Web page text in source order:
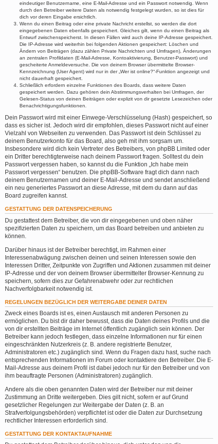
eindeutiger Benutzername, eine E-Mail-Adresse und ein Passwort notwendig. Wenn
durch den Betreiber weitere Daten als notwendig festgelegt wurden, so ist dies für
dich vor deren Eingabe ersichtlich.
Wenn du einen Beitrag oder eine private Nachricht erstellst, so werden die dort
eingegebenen Daten ebenfalls gespeichert. Gleiches gilt, wenn du einen Beitrag als
Entwurf zwischenspeicherst. In diesen Fällen wird auch deine IP-Adresse gespeichert.
Die IP-Adresse wird weiterhin bei folgenden Aktionen gespeichert: Löschen und
Ändern von Beiträgen (dazu zählen Private Nachrichten und Umfragen), Änderungen
an zentralen Profildaten (E-Mail-Adresse, Kontoaktivierung, Benutzer-Passwort) und
gescheiterte Anmeldeversuche. Die von deinem Browser übermittelte Browser-
Kennzeichnung (User Agent) wird nur in der „Wer ist online?“-Funktion angezeigt und
nicht dauerhaft gespeichert.
Schließlich erfordern einzelne Funktionen des Boards, dass weitere Daten
gespeichert werden. Dazu gehören dein Abstimmungsverhalten bei Umfragen, der
Gelesen-Status von deinen Beiträgen oder explizit von dir gesetzte Lesezeichen oder
Benachrichtigungsfunktionen.
Dein Passwort wird mit einer Einwege-Verschlüsselung (Hash) gespeichert, so
dass es sicher ist. Jedoch wird dir empfohlen, dieses Passwort nicht auf einer
Vielzahl von Webseiten zu verwenden. Das Passwort ist dein Schlüssel zu
deinem Benutzerkonto für das Board, also geh mit ihm sorgsam um.
Insbesondere wird dich kein Vertreter des Betreibers, von phpBB Limited oder
ein Dritter berechtigterweise nach deinem Passwort fragen. Solltest du dein
Passwort vergessen haben, so kannst du die Funktion „Ich habe mein
Passwort vergessen“ benutzen. Die phpBB-Software fragt dich dann nach
deinem Benutzernamen und deiner E-Mail-Adresse und sendet anschließend
ein neu generiertes Passwort an diese Adresse, mit dem du dann auf das
Board zugreifen kannst.
GESTATTUNG DER DATENSPEICHERUNG
Du gestattest dem Betreiber, die von dir eingegebenen und oben näher
spezifizierten Daten zu speichern, um das Board betreiben und anbieten zu
können.
Darüber hinaus ist der Betreiber berechtigt, im Rahmen einer
Interessenabwägung zwischen deinen und seinen Interessen sowie den
Interessen Dritter, Zeitpunkte von Zugriffen und Aktionen zusammen mit deiner
IP-Adresse und der von deinem Browser übermittelter Browser-Kennung zu
speichern, sofern dies zur Gefahrenabwehr oder zur rechtlichen
Nachverfolgbarkeit notwendig ist.
REGELUNGEN BEZÜGLICH DER WEITERGABE DEINER DATEN
Zweck eines Boards ist es, einen Austausch mit anderen Personen zu
ermöglichen. Du bist dir daher bewusst, dass die Daten deines Profils und die
von dir erstellten Beiträge im Internet öffentlich zugänglich sein können. Der
Betreiber kann jedoch festlegen, dass einzelne Informationen nur für einen
eingeschränkten Nutzerkreis (z. B. andere registrierte Benutzer,
Administratoren etc.) zugänglich sind. Wenn du Fragen dazu hast, suche nach
entsprechenden Informationen im Forum oder kontaktiere den Betreiber. Die E-
Mail-Adresse aus deinem Profil ist dabei jedoch nur für den Betreiber und von
ihm beauftragte Personen (Administratoren) zugänglich.
Andere als die oben genannten Daten wird der Betreiber nur mit deiner
Zustimmung an Dritte weitergeben. Dies gilt nicht, sofern er auf Grund
gesetzlicher Regelungen zur Weitergabe der Daten (z. B. an
Strafverfolgungsbehörden) verpflichtet ist oder die Daten zur Durchsetzung
rechtlicher Interessen erforderlich sind.
GESTATTUNG DER KONTAKTAUFNAHME